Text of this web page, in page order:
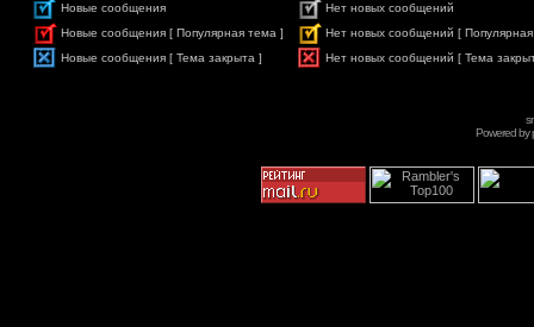
Новые сообщения
Нет новых сообщений
Новые сообщения [ Популярная тема ]
Нет новых сообщений [
Новые сообщения [ Тема закрыта ]
Нет новых сообщений [ Тема
Powered by